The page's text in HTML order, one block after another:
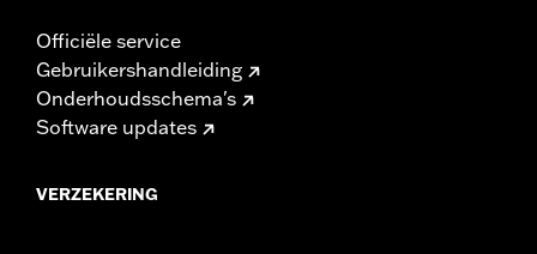
Officiële service
Gebruikershandleiding
Onderhoudsschema's
Software updates
VERZEKERING